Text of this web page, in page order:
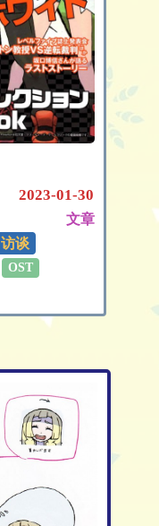
2023-01-30
文章
访谈
OST